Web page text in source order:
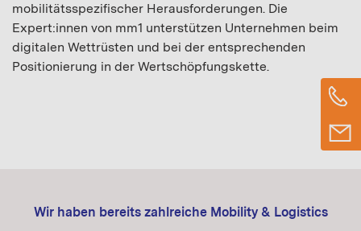
mobilitätsspezifischer Herausforderungen. Die
Expert:innen von mm1 unterstützen Unternehmen beim
digitalen Wettrüsten und bei der entsprechenden
Positionierung in der Wertschöpfungskette.
Wir haben bereits zahlreiche Mobility & Logistics